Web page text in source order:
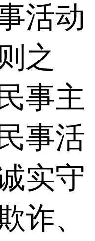
活动
之
事主
事活
实守
诈、